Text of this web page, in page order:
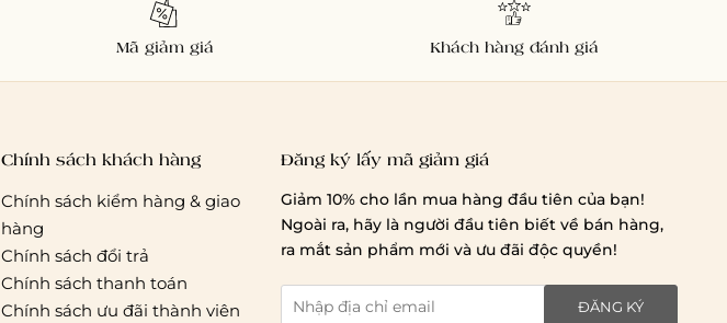
Mã giảm giá Khách hàng đánh giá
Chính sách khách hàng
Chính sách kiểm hàng & giao
hàng
Chính sách đổi trả
Chính sách thanh toán
Chính sách ưu đãi thành viên
Đăng ký lấy mã giảm giá
Giảm 10% cho lần mua hàng đầu tiên của bạn!
Ngoài ra, hãy là người đầu tiên biết về bán hàng,
ra mắt sản phẩm mới và ưu đãi độc quyền!
ĐĂNG KÝ